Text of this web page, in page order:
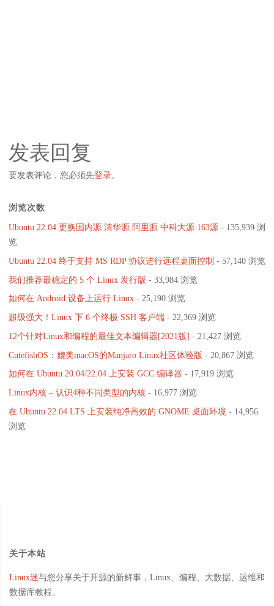
发表回复
要发表评论，您必须先登录。
浏览次数
Ubuntu 22.04 更换国内源 清华源 阿里源 中科大源 163源- 135,939 浏
览
Ubuntu 22.04 终于支持 MS RDP 协议进行远程桌面控制 - 57,140 浏览
我们推荐最稳定的 5 个 Linux 发行版 - 33,984 浏览
如何在 Android 设备上运行 Linux- 25,190 浏览
超级强大！Linux 下 6 个终极 SSH 客户端- 22,369 浏览
12个针对Linux和编程的最佳文本编辑器[2021版] - 21,427 浏览
CutefishOS：媲美macOS的Manjaro Linux社区体验版 - 20,867 浏览
如何在 Ubuntu 20.04/22.04 上安装 GCC 编译器 - 17,919 浏览
Linux内核 – 认识4种不同类型的内核- 16,977 浏览
在 Ubuntu 22.04 LTS 上安装纯净高效的 GNOME 桌面环境 - 14,956
浏览
关于本站
Linux迷与您分享关于开源的新鲜事，Linux、编程、大数据、运维和
数据库教程。